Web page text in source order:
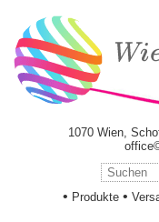
1070 Wien,
• Produkte •